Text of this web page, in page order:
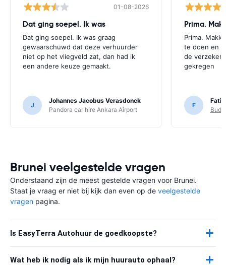
01-08-2026
Dat ging soepel. Ik was
Dat ging soepel. Ik was graag
gewaarschuwd dat deze verhuurder
niet op het vliegveld zat, dan had ik
een andere keuze gemaakt.
J
Johannes Jacobus Verasdonck
Pandora car hire Ankara Airport
Prima.
Prima.
te doen en
de
gekregen
F
Fatih
Brunei veelgestelde vragen
Onderstaand zijn de meest gestelde vragen voor Brunei.
Staat je vraag er niet bij kijk dan even op de veelgestelde
vragen pagina.
Is EasyTerra Autohuur de goedkoopste?
Wat heb ik nodig als ik mijn huurauto ophaal?